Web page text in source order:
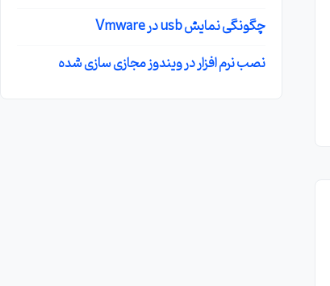
چگونگی نمایش usb در Vmware
نصب نرم افزار در ویندوز مجازی سازی شده